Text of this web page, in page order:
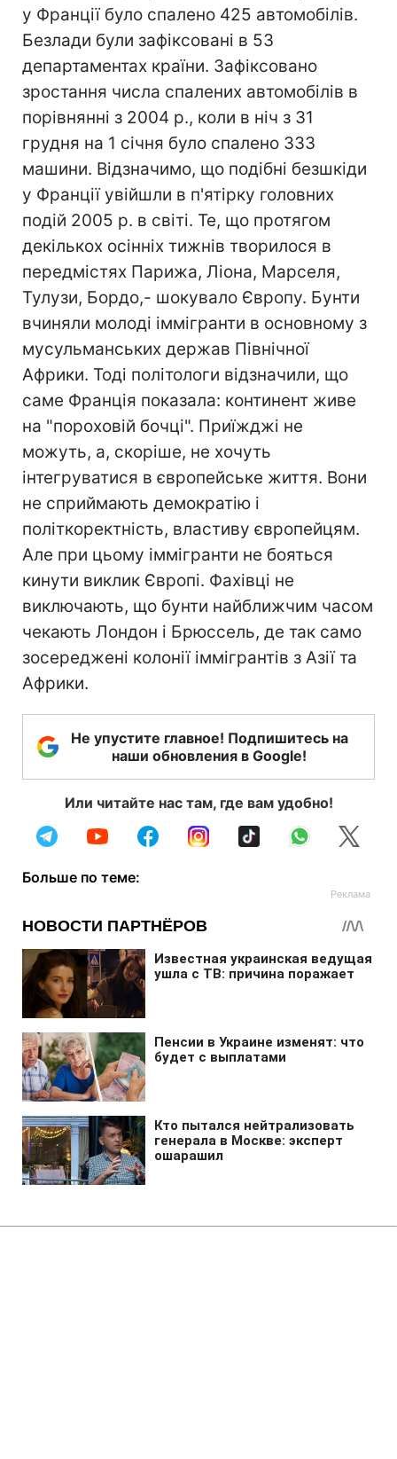
у Франції було спалено 425 автомобілів.
Безлади були зафіксовані в 53
департаментах країни. Зафіксовано
зростання числа спалених автомобілів в
порівнянні з 2004 р., коли в ніч з 31
грудня на 1 січня було спалено 333
машини. Відзначимо, що подібні безшкіди
у Франції увійшли в п'ятірку головних
подій 2005 р. в світі. Те, що протягом
декількох осінніх тижнів творилося в
передмістях Парижа, Ліона, Марселя,
Тулузи, Бордо,- шокувало Європу. Бунти
вчиняли молоді іммігранти в основному з
мусульманських держав Північної
Африки. Тоді політологи відзначили, що
саме Франція показала: континент живе
на "пороховій бочці". Приїжджі не
можуть, а, скоріше, не хочуть
інтегруватися в європейське життя. Вони
не сприймають демократію і
політкоректність, властиву європейцям.
Але при цьому іммігранти не бояться
кинути виклик Європі. Фахівці не
виключають, що бунти найближчим часом
чекають Лондон і Брюссель, де так само
зосереджені колонії іммігрантів з Азії та
Африки.
Не упустите главное! Подпишитесь на
наши обновления в Google!
Или читайте нас там, где вам удобно!
Больше по теме: